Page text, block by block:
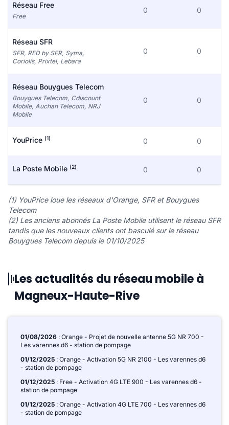
Réseau Free
Free
0 0
Réseau SFR
SFR, RED by SFR, Syma,
Coriolis, Prixtel, Lebara
0 0
Réseau Bouygues Telecom
Bouygues Telecom, Cdiscount
Mobile, Auchan Telecom, NRJ
Mobile
0 0
YouPrice (1) 0 0
La Poste Mobile (2) 0 0
(1) YouPrice loue les réseaux d'Orange, SFR et Bouygues
Telecom
(2) Les anciens abonnés La Poste Mobile utilisent le réseau SFR
tandis que les nouveaux clients ont basculé sur le réseau
Bouygues Telecom depuis le 01/10/2025
Les actualités du réseau mobile à
Magneux-Haute-Rive
01/08/2026 : Orange - Projet de nouvelle antenne 5G NR 700 -
Les varennes d6 - station de pompage
01/12/2025 : Orange - Activation 5G NR 2100 - Les varennes d6
- station de pompage
01/12/2025 : Free - Activation 4G LTE 900 - Les varennes d6 -
station de pompage
01/12/2025 : Orange - Activation 4G LTE 700 - Les varennes d6
- station de pompage